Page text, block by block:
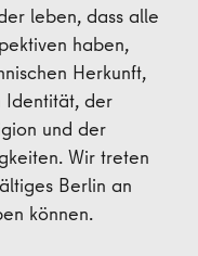
leben, dass alle
haben,
Herkunft,
Identität, der
und der
Wir treten
Berlin an
können.